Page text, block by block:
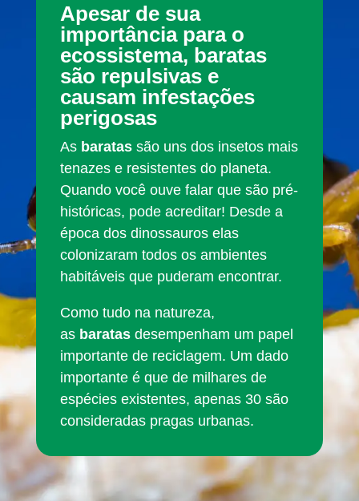
Apesar de sua
importância para o
ecossistema, baratas
são repulsivas e
causam infestações
perigosas
As baratassão uns dos insetos mais
tenazes e resistentes do planeta.
Quando você ouve falar que são pré-
históricas, pode acreditar! Desde a
época dos dinossauros elas
colonizaram todos os ambientes
habitáveis que puderam encontrar.
Como tudo na natureza,
as baratasdesempenham um papel
importante de reciclagem. Um dado
importante é que de milhares de
espécies existentes, apenas 30 são
consideradas pragas urbanas.